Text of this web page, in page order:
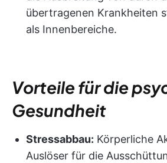
übertragenen Krankheiten
als Innenbereiche.
Vorteile für die
Gesundheit
Stressabbau: Körperliche
Auslöser für die